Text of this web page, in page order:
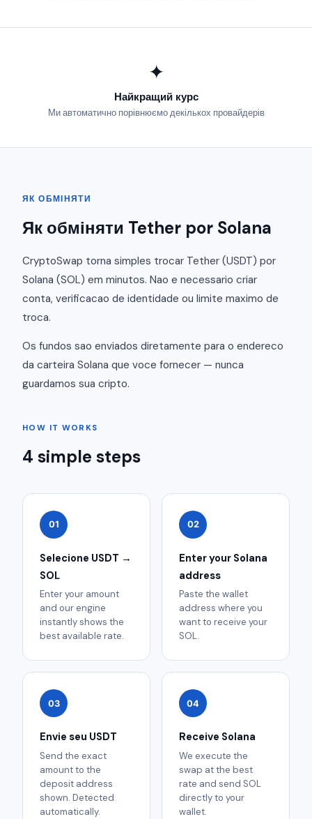
✦
Найкращий курс
Ми автоматично порівнюємо декількох провайдерів
ЯК ОБМІНЯТИ
Як обміняти Tether por Solana
CryptoSwap torna simples trocar Tether (USDT) por
Solana (SOL) em minutos. Nao e necessario criar
conta, verificacao de identidade ou limite maximo de
troca.
Os fundos sao enviados diretamente para o endereco
da carteira Solana que voce fornecer — nunca
guardamos sua cripto.
HOW IT WORKS
4 simple steps
01
Selecione USDT →
SOL
Enter your amount
and our engine
instantly shows the
best available rate.
02
Enter your Solana
address
Paste the wallet
address where you
want to receive your
SOL.
03
Envie seu USDT
Send the exact
amount to the
deposit address
shown. Detected
automatically.
04
Receive Solana
We execute the
swap at the best
rate and send SOL
directly to your
wallet.